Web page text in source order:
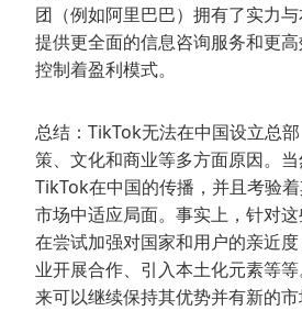
团（例如阿里巴巴）拥有了实力
提供更全面的信息咨询服务和更
控制着盈利模式。
总结：TikTok无法在中国设立总
策、文化和商业等多方面原因。
TikTok在中国的传播，并且考验
市场中适应局面。事实上，针对
在尝试加强对国家和用户的亲近
业开展合作、引入本土化元素等
来可以继续保持其优势并有新的市